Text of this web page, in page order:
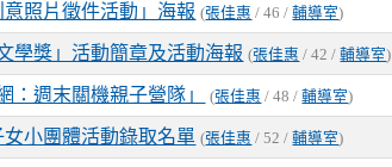
照片徵件活動」海報 (張佳惠 / 46 /輔導室)
學獎」活動簡章及活動海報 (張佳惠 / 42 /輔導室)
：週末關機親子營隊」 (張佳惠 / 48 /輔導室)
小團體活動錄取名單 (張佳惠 / 52 /輔導室)